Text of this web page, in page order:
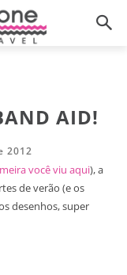
AID!
2012
você viu aqui), a
de verão (e os
desenhos, super